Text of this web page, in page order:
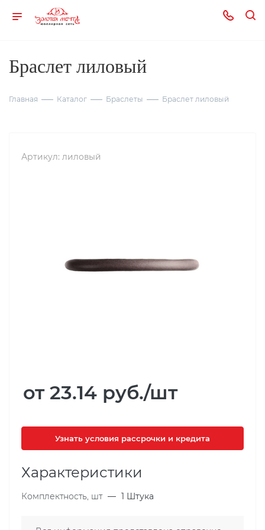
Браслет лиловый
Главная Каталог Браслеты Браслет лиловый
Артикул: лиловый
от 23.14 руб./шт
Узнать условия рассрочки и кредита
Характеристики
Комплектность, шт — 1 Штука